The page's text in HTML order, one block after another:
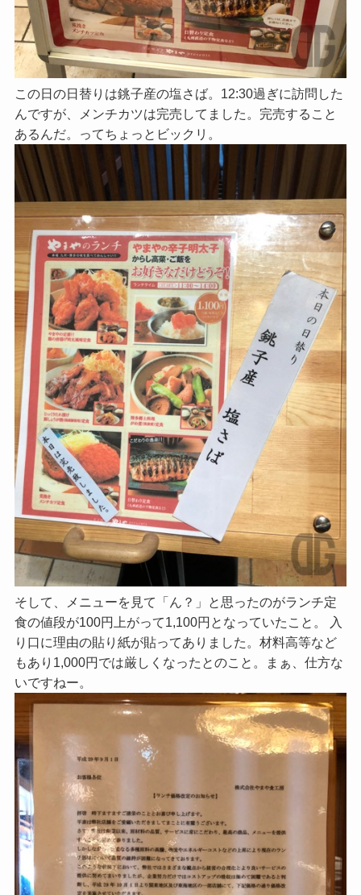
この日の日替りは銚子産の塩さば。12:30過ぎに訪問した
んですが、メンチカツは完売してました。完売すること
あるんだ。ってちょっとビックリ。
そして、メニューを見て「ん？」と思ったのがランチ定
食の値段が100円上がって1,100円となっていたこと。 入
り口に理由の貼り紙が貼ってありました。材料高等など
もあり1,000円では厳しくなったとのこと。まぁ、仕方な
いですねー。